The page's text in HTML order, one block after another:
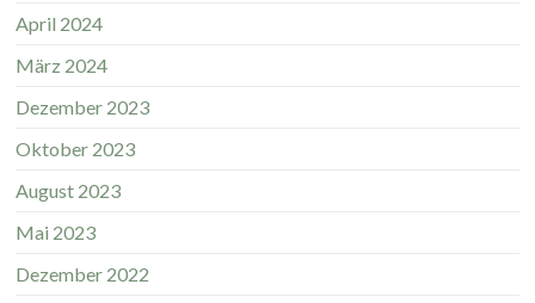
April 2024
März 2024
Dezember 2023
Oktober 2023
August 2023
Mai 2023
Dezember 2022